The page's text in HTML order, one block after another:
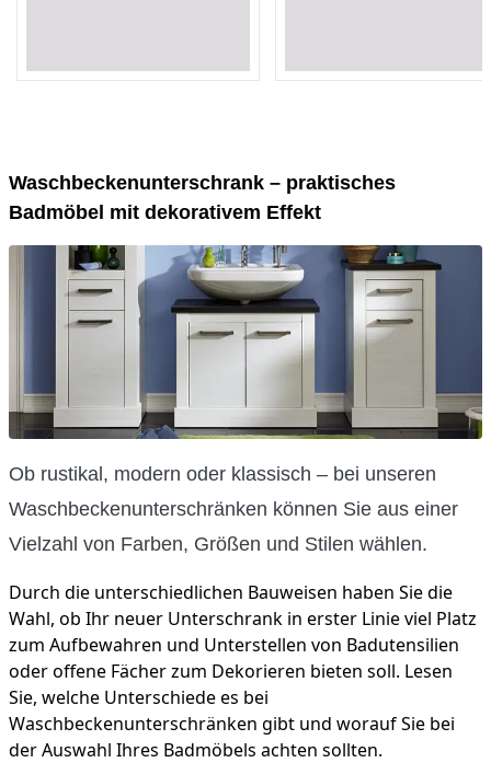
Waschbeckenunterschrank – praktisches
Badmöbel mit dekorativem Effekt
Ob rustikal, modern oder klassisch – bei unseren
Waschbeckenunterschränken können Sie aus einer
Vielzahl von Farben, Größen und Stilen wählen.
Durch die unterschiedlichen Bauweisen haben Sie die
Wahl, ob Ihr neuer Unterschrank in erster Linie viel Platz
zum Aufbewahren und Unterstellen von Badutensilien
oder offene Fächer zum Dekorieren bieten soll. Lesen
Sie, welche Unterschiede es bei
Waschbeckenunterschränken gibt und worauf Sie bei
der Auswahl Ihres Badmöbels achten sollten.